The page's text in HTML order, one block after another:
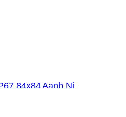
84x84 Aanb Ni